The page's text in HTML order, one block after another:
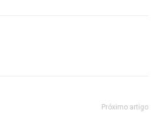
Próximo artigo